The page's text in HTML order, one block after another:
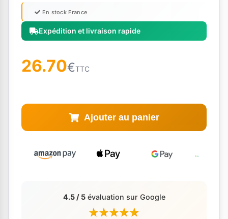
Expédition et livraison rapide
En stock France
26.70€TTC
Ajouter au panier
4.5 / 5évaluation sur Google